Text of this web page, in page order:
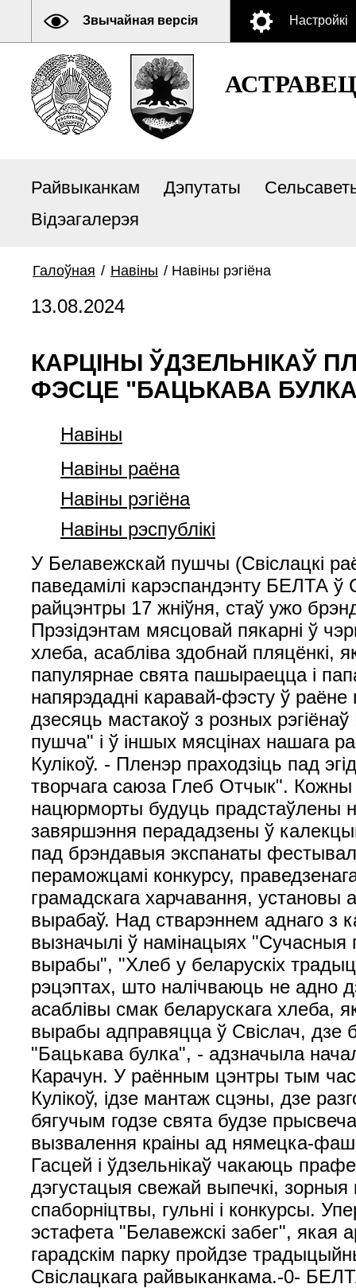
Звычайная версія Настройкі
Райвыканкам Дэпутаты
Відэагалерэя
Галоўная / Навіны / Навіны рэгіёна
13.08.2024
КАРЦІНЫ ЎДЗЕЛЬНІКАЎ
ФЭСЦЕ "БАЦЬКАВА
Навіны
Навіны раёна
Навіны рэгіёна
Навіны рэспублікі
У Белавежскай пушчы (Свіслацкі
паведамілі карэспандэнту БЕЛТА
райцэнтры 17 жніўня, стаў ужо
Прэзідэнтам мясцовай пякарні ў
хлеба, асабліва здобнай пляцёнкі,
папулярнае свята пашыраецца і
напярэдадні каравай-фэсту ў раёне
дзесяць мастакоў з розных
пушча" і ў іншых мясцінах нашага
Кулікоў. - Пленэр праходзіць пад
творчага саюза Глеб Отчык".
нацюрморты будуць прадстаўлены
завяршэння перададзены ў
пад брэндавыя экспанаты
пераможцамі конкурсу,
грамадскага харчавання,
вырабаў. Над стварэннем аднаго з
вызначылі ў намінацыях "Сучасныя
вырабы", "Хлеб у беларускіх
рэцэптах, што налічваюць не адно
асаблівы смак беларускага хлеба,
вырабы адправяцца ў Свіслач, дзе
"Бацькава булка", - адзначыла
Карачун. У раённым цэнтры тым
Кулікоў, ідзе мантаж сцэны, дзе
бягучым годзе свята будзе
вызвалення краіны ад нямецка-
Гасцей і ўдзельнікаў чакаюць
дэгустацыя свежай выпечкі,
спаборніцтвы, гульні і конкурсы.
эстафета "Белавежскі забег", якая
гарадскім парку пройдзе
Свіслацкага райвыканкама.-0-